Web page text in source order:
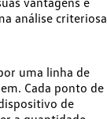
análise criteriosa
uma linha de
Cada ponto de
de